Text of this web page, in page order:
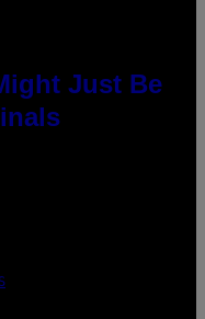
Just Be